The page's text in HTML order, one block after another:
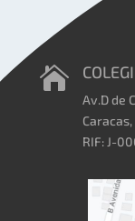

Av.D de
RIF: J-